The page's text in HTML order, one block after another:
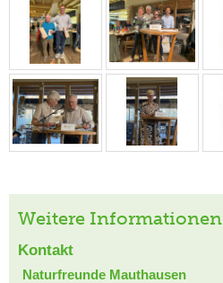
Weitere Informationen
Kontakt
Naturfreunde Mauthausen